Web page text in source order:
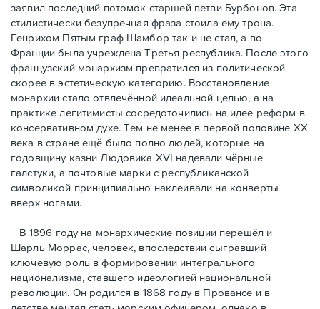
заявил последний потомок старшей ветви Бурбонов. Эта
стилистически безупречная фраза стоила ему трона.
Генрихом Пятым граф Шамбор так и не стал, а во
Франции была учреждена Третья республика. После этого
французский монархизм превратился из политической
скорее в эстетическую категорию. Восстановление
монархии стало отвлечённой идеальной целью, а на
практике легитимисты сосредоточились на идее реформ в
консервативном духе. Тем не менее в первой половине ХХ
века в стране ещё было полно людей, которые на
годовщину казни Людовика XVI надевали чёрные
галстуки, а почтовые марки с республиканской
символикой принципиально наклеивали на конверты
вверх ногами.
В 1896 году на монархические позиции перешёл и
Шарль Моррас, человек, впоследствии сыгравший
ключевую роль в формировании интегрального
национализма, ставшего идеологией национальной
революции. Он родился в 1868 году в Провансе и в